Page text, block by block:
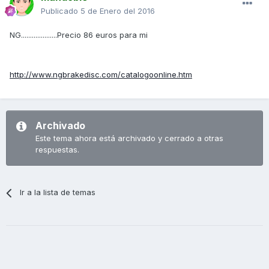
Publicado 5 de Enero del 2016
NG....................Precio 86 euros para mi
http://www.ngbrakedisc.com/catalogoonline.htm
Archivado
Este tema ahora está archivado y cerrado a otras
respuestas.
Ir a la lista de temas